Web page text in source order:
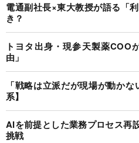
電通副社長×東大教授が語る「
き？
トヨタ出身・現参天製薬COO
由」
「戦略は立派だが現場が動か
系】
AIを前提とした業務プロセス再
挑戦